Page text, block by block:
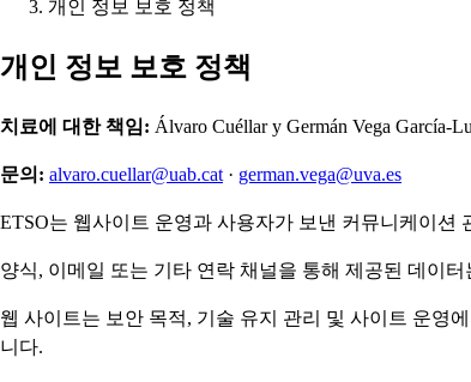
개인 정보 보호 정책
개인 정보 보호 정책
치료에 대한 책임: Álvaro Cuéllar y Germán Vega García-
문의: alvaro.cuellar@uab.cat · german.vega@uva.es
ETSO는 웹사이트 운영과 사용자가 보낸 커뮤니케이션
양식, 이메일 또는 기타 연락 채널을 통해 제공된 데이
웹 사이트는 보안 목적, 기술 유지 관리 및 사이트 운영
니다.